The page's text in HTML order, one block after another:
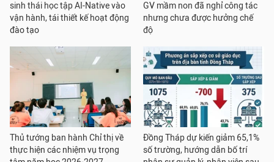
sinh thái học tập AI-Native vào
vận hành, tái thiết kế hoạt động
đào tạo
GV mầm non đã nghỉ công tác
nhưng chưa được hưởng chế
độ
Thủ tướng ban hành Chỉ thị về
thực hiện các nhiệm vụ trọng
Đồng Tháp dự kiến giảm 65,1%
số trường, hướng dẫn bố trí